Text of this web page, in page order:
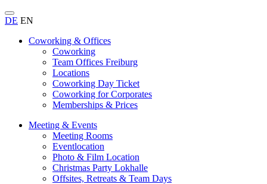
DE EN
Coworking & Offices
Coworking
Team Offices Freiburg
Locations
Coworking Day Ticket
Coworking for Corporates
Memberships & Prices
Meeting & Events
Meeting Rooms
Eventlocation
Photo & Film Location
Christmas Party Lokhalle
Offsites, Retreats & Team Days